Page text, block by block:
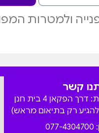
ולמטרות
קשר
כתובת: דרך הפקאן 4 בית חנן
להגיע רק בתיאום מראש)